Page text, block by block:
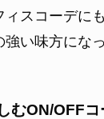
ィスコーデに
い味方にな
むON/OFFコ